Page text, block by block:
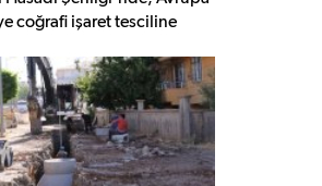
coğrafi işaret tesciline
YÖKAK Başkanı
ile çok sayıda
katıldı.